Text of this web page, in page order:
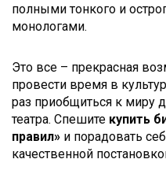
полными тонкого и
монологами.
Это все – прекрасная
провести время в
раз приобщиться к миру
театра. Спешите купить
правил» и порадовать
качественной